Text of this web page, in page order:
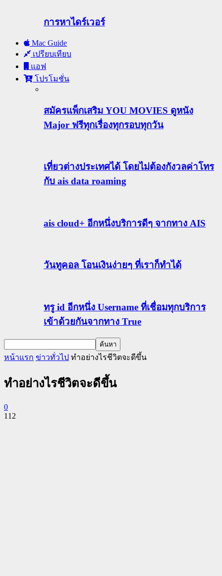
การหาไดร์เวอร์
Mac Guide
เปรียบเทียบ
แอฟ
โปรโมชั่น
สมัครแพ็กเสริม YOU MOVIES ดูหนัง
Major ฟรีทุกเรื่องทุกรอบทุกวัน
เที่ยวต่างประเทศได้ โดยไม่ต้องกังวลค่าโทร
กับ ais data roaming
ais cloud+ อีกหนึ่งบริการดีๆ จากทาง AIS
วันทูคอล โอนเงินง่ายๆ ที่เราก็ทำได้
ทรู id อีกหนึ่ง Username ที่เชื่อมทุกบริการ
เข้าด้วยกันจากทาง True
หน้าแรก ข่าวทั่วไป ทําอย่างไรชีวิตจะดีขึ้น
ทําอย่างไรชีวิตจะดีขึ้น
0
112